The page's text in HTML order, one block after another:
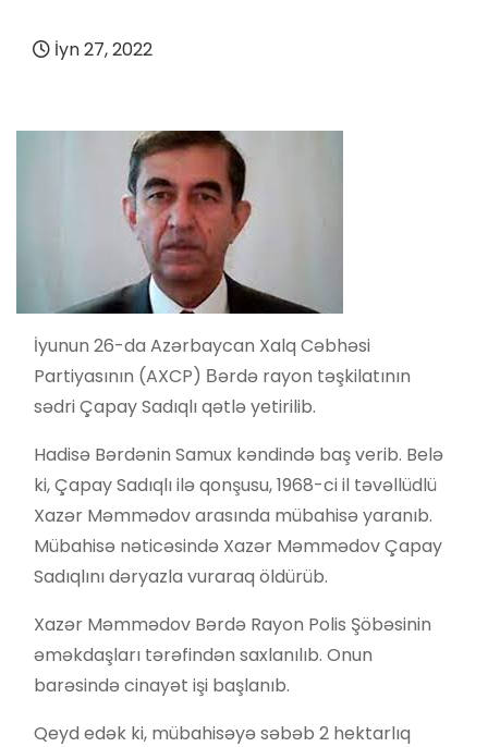
İyn 27, 2022
İyunun 26-da Azərbaycan Xalq Cəbhəsi
Partiyasının (AXCP) Вərdə rayon təşkilatının
sədri Çapay Sadıqlı qətlə yetirilib.
Hadisə Bərdənin Samux kəndində baş verib. Belə
ki, Çapay Sadıqlı ilə qonşusu, 1968-ci il təvəllüdlü
Xazər Məmmədov arasında mübahisə yaranıb.
Mübahisə nəticəsində Xazər Məmmədov Çapay
Sadıqlını dəryazla vuraraq öldürüb.
Xazər Məmmədov Bərdə Rayon Polis Şöbəsinin
əməkdaşları tərəfindən saxlanılıb. Onun
barəsində cinayət işi başlanıb.
Qeyd edək ki, mübahisəyə səbəb 2 hektarlıq